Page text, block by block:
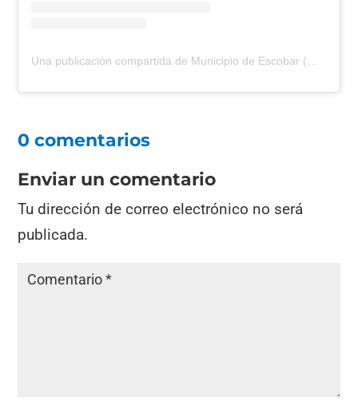
0 comentarios
Enviar un comentario
Tu dirección de correo electrónico no será
publicada.